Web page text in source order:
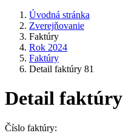
Úvodná stránka
Zverejňovanie
Faktúry
Rok 2024
Faktúry
Detail faktúry 81
Detail
Číslo faktúry: